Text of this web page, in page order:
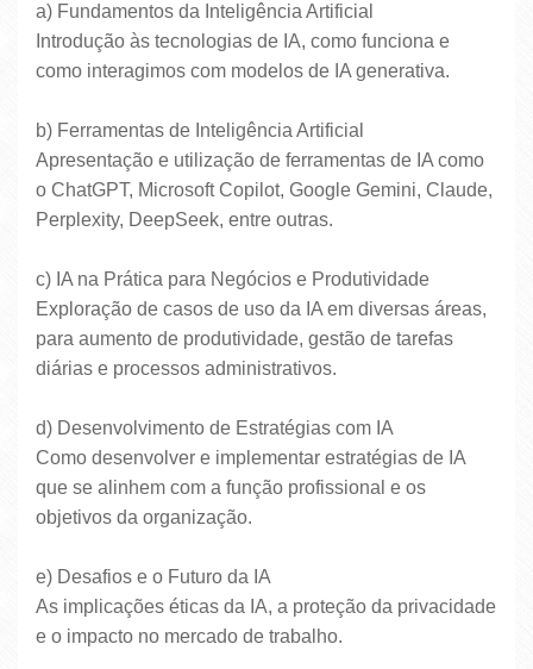
a) Fundamentos da Inteligência Artificial
Introdução às tecnologias de IA, como funciona e
como interagimos com modelos de IA generativa.
b) Ferramentas de Inteligência Artificial
Apresentação e utilização de ferramentas de IA como
o ChatGPT, Microsoft Copilot, Google Gemini, Claude,
Perplexity, DeepSeek, entre outras.
c) IA na Prática para Negócios e Produtividade
Exploração de casos de uso da IA em diversas áreas,
para aumento de produtividade, gestão de tarefas
diárias e processos administrativos.
d) Desenvolvimento de Estratégias com IA
Como desenvolver e implementar estratégias de IA
que se alinhem com a função profissional e os
objetivos da organização.
e) Desafios e o Futuro da IA
As implicações éticas da IA, a proteção da privacidade
e o impacto no mercado de trabalho.